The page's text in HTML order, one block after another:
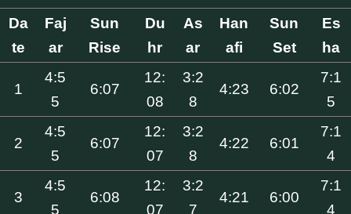
Da
te
Faj
ar
Sun
Rise
Du
hr
As
ar
Han
afi
Sun
Set
Es
ha
1
4:5
5
6:07
12:
08
3:2
8
4:23 6:02
7:1
5
2
4:5
5
6:07
12:
07
3:2
8
4:22 6:01
7:1
4
3
4:5
5
6:08
12:
07
3:2
7
4:21 6:00
7:1
4